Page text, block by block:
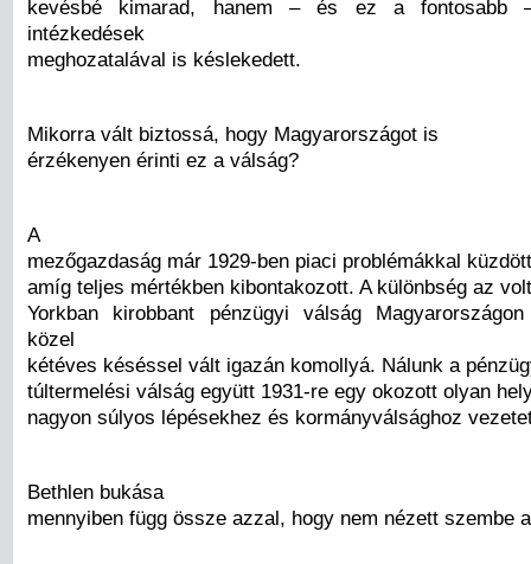
kevésbé kimarad, hanem – és ez a fontosabb
intézkedések
meghozatalával is késlekedett.
Mikorra vált biztossá, hogy Magyarországot is
érzékenyen érinti ez a válság?
A
mezőgazdaság már 1929-ben piaci problémákkal
amíg teljes mértékben kibontakozott. A különbség az
Yorkban kirobbant pénzügyi válság
közel
kétéves késéssel vált igazán komollyá. Nálunk a
túltermelési válság együtt 1931-re egy okozott olyan
nagyon súlyos lépésekhez és kormányválsághoz
Bethlen bukása
mennyiben függ össze azzal, hogy nem nézett szembe